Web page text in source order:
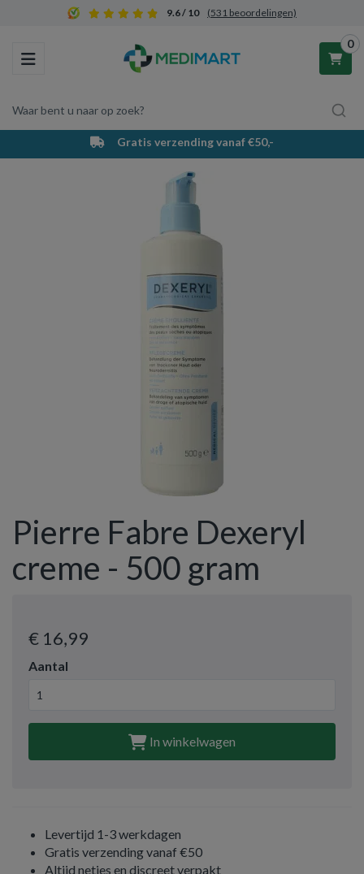
9.6 / 10 (531 beoordelingen)
Toggle navigation
Waar bent u naar op zoek?
0
Winkelwagen
Vul hem met producten.
Gratis verzending vanaf €50,-
Pierre Fabre Dexeryl
creme - 500 gram
€ 16,99
Aantal
In winkelwagen
Levertijd 1-3 werkdagen
Gratis verzending vanaf €50
Altijd netjes en discreet verpakt